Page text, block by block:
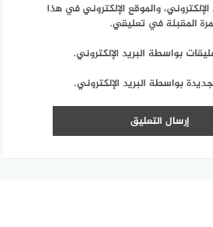
والموقع الإلكتروني في هذا
المقبلة في تعليقي.
بواسطة البريد الإلكتروني.
بواسطة البريد الإلكتروني.